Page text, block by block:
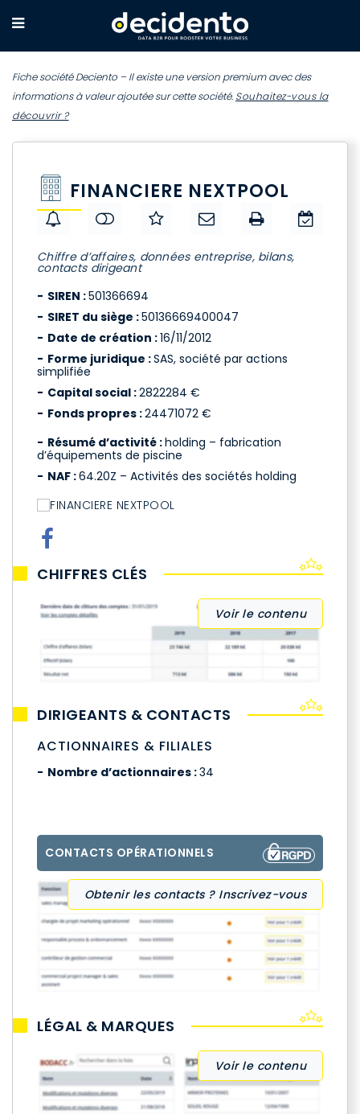
Fiche société Deciento – Il existe une version premium avec des
informations à valeur ajoutée sur cette société. Souhaitez-vous la
découvrir ?
FINANCIERE NEXTPOOL
Chiffre d’affaires, données entreprise, bilans,
contacts dirigeant
SIREN :501366694
SIRET du siège :50136669400047
Date de création :16/11/2012
Forme juridique :SAS, société par actions
simplifiée
Capital social :2822284 €
Fonds propres :24471072 €
Résumé d’activité :holding – fabrication
d’équipements de piscine
NAF :64.20Z – Activités des sociétés holding
CHIFFRES CLÉS
Voir le contenu
DIRIGEANTS & CONTACTS
ACTIONNAIRES & FILIALES
Nombre d’actionnaires :34
CONTACTS OPÉRATIONNELS
Obtenir les contacts ? Inscrivez-vous
LÉGAL & MARQUES
Voir le contenu